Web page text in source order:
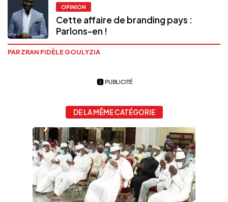
OPINION
Cette affaire de branding pays :
Parlons-en !
PAR ZRAN FIDÈLE GOULYZIA
PUBLICITÉ
DE LA MÊME CATÉGORIE